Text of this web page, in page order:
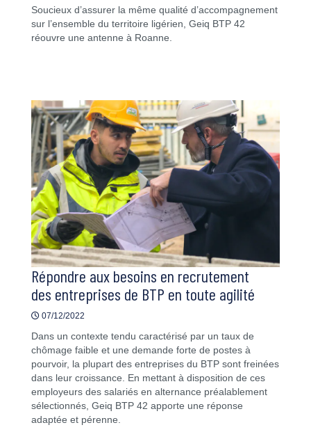
Soucieux d’assurer la même qualité d’accompagnement
sur l’ensemble du territoire ligérien, Geiq BTP 42
réouvre une antenne à Roanne.
Répondre aux besoins en recrutement
des entreprises de BTP en toute agilité
07/12/2022
Dans un contexte tendu caractérisé par un taux de
chômage faible et une demande forte de postes à
pourvoir, la plupart des entreprises du BTP sont freinées
dans leur croissance. En mettant à disposition de ces
employeurs des salariés en alternance préalablement
sélectionnés, Geiq BTP 42 apporte une réponse
adaptée et pérenne.